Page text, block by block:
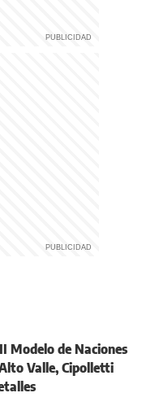
Modelo de Naciones
Valle, Cipolletti